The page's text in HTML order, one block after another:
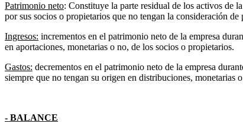
Patrimonio neto: Constituye la parte residual de los activos de
por sus socios o propietarios que no tengan la consideración
Ingresos: incrementos en el patrimonio neto de la empresa
en aportaciones, monetarias o no, de los socios o propietarios.
Gastos: decrementos en el patrimonio neto de la empresa
siempre que no tengan su origen en distribuciones, monetarias
- BALANCE